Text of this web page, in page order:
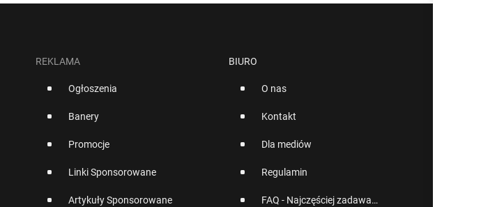
REKLAMA
Ogłoszenia
Banery
Promocje
Linki Sponsorowane
Artykuły Sponsorowane
BIURO
O nas
Kontakt
Dla mediów
Regulamin
FAQ - Najczęściej zadawane pytania